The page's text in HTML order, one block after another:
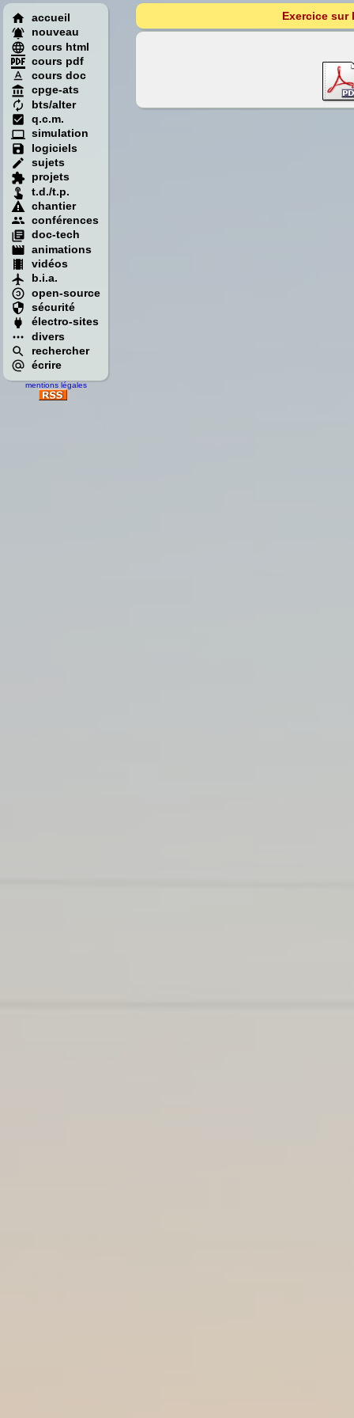
accueil
nouveau
cours html
cours pdf
cours doc
cpge-ats
bts/alter
q.c.m.
simulation
logiciels
sujets
projets
t.d./t.p.
chantier
conférences
doc-tech
animations
vidéos
b.i.a.
open-source
sécurité
électro-sites
divers
rechercher
écrire
mentions légales
Exercice